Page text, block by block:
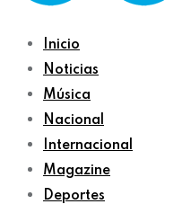
Inicio
Noticias
Música
Nacional
Internacional
Magazine
Deportes